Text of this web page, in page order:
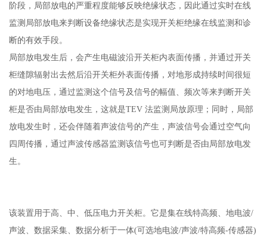
阶段，局部放电的严重程度能够反映绝缘状态，因此通过实时在线
监测局部放电来判断设备绝缘状态是实现开关柜绝缘在线监测和诊
断的有效手段。
局部放电发生后，会产生电磁波沿开关柜内表面传播，并通过开关
柜缝隙辐射出去然后沿开关柜外表面传播，对地形成持续时间很短
的对地电压，通过监测这个信号及信号的幅值、频次等来判断开关
柜是否由局部放电发生，这就是TEV 法监测局放原理；同时，局部
放电发生时，还会伴随着声波信号的产生，声波信号会通过空气向
四周传播，通过声波传感器监测该信号也可判断是否由局部放电发
生。
该装置用于高、中、低压电力开关柜。它是集在线特高频、地电波/
声波、数据采集、数据分析于一体(可选地电波/声波/特高频-传感器)